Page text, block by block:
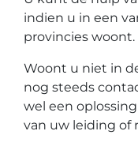
indien u in een
provincies woont.
Woont u niet in
nog steeds
wel een
van uw leiding of